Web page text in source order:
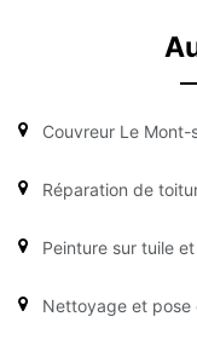
Couvreur Le Mont-
Réparation de
Peinture sur tuile
Nettoyage et pose